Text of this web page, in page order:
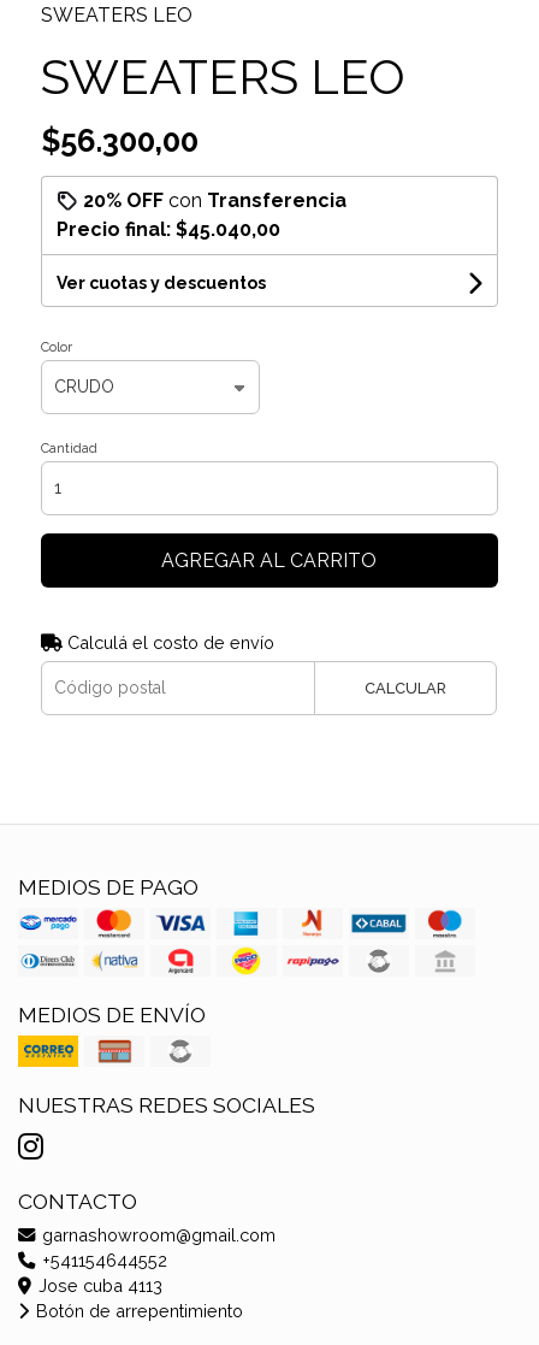
SWEATERS LEO
SWEATERS LEO
$56.300,00
20% OFFcon Transferencia
Precio final: $45.040,00
Ver cuotas y descuentos
Color
Cantidad
AGREGAR AL CARRITO
Calculá el costo de envío
CALCULAR
MEDIOS DE PAGO
MEDIOS DE ENVÍO
NUESTRAS REDES SOCIALES
CONTACTO
garnashowroom@gmail.com
+541154644552
Jose cuba 4113
Botón de arrepentimiento